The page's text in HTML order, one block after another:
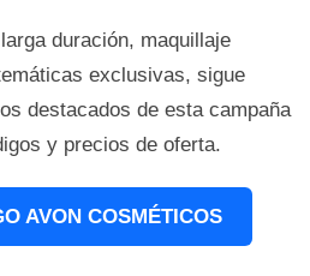
duración, maquillaje
exclusivas, sigue
destacados de esta campaña
y precios de oferta.
AVON COSMÉTICOS